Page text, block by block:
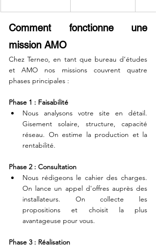
Comment fonctionne une
mission AMO
Chez Terneo, en tant que bureau d’études
et AMO nos missions couvrent quatre
phases principales :
Phase 1 : Faisabilité
Nous analysons votre site en détail.
Gisement solaire, structure, capacité
réseau. On estime la production et la
rentabilité.
Phase 2 : Consultation
Nous rédigeons le cahier des charges.
On lance un appel d'offres auprès des
installateurs. On collecte les
propositions et choisit la plus
avantageuse pour vous.
Phase 3 : Réalisation